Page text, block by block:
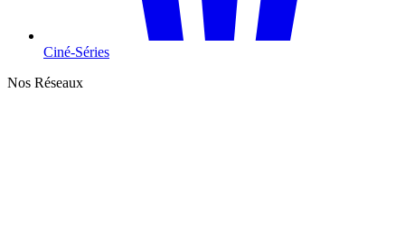
Ciné-Séries
Nos Réseaux